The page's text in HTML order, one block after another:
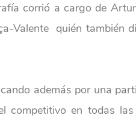
corrió a cargo de
Valente quién también
además por una
competitivo en todas las